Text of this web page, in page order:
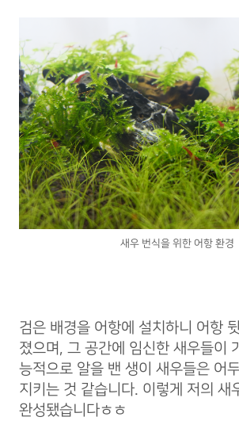
새우 번식을 위한 어항 환경
검은 배경을 어항에 설치하니 어항
졌으며, 그 공간에 임신한 새우들이
능적으로 알을 밴 생이 새우들은 어
지키는 것 같습니다. 이렇게 저의 새
완성됐습니다ㅎㅎ